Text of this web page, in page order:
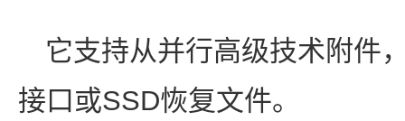
它支持从并行高级技术附件
接口或SSD恢复文件。